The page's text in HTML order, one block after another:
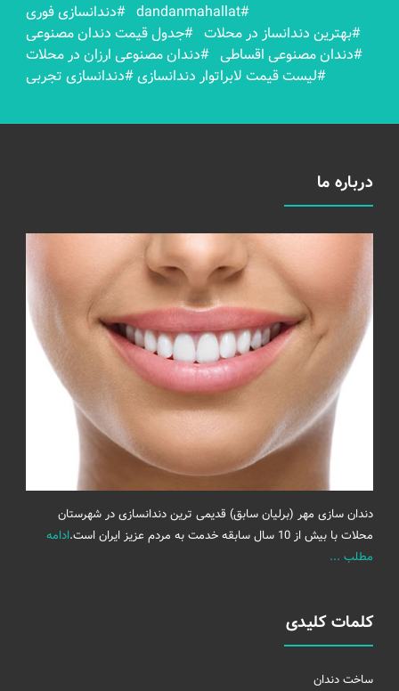
#dandanmahallat
#دندانسازی فوری
#بهترين دندانساز در محلات #جدول قیمت دندان مصنوعی
#دندان مصنوعی اقساطی #دندان مصنوعی ارزان در محلات
#لیست قیمت لابراتوار دندانسازی#دندانسازی تجربی
درباره ما
دندان سازی مهر (برلیان سابق) قدیمی ترین دندانسازی در شهرستان
محلات با بیش از 10 سال سابقه خدمت به مردم عزیز ایران است.
ادامه
مطلب ...
کلمات کلیدی
ساخت دندان